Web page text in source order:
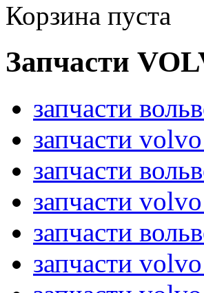
Корзина пуста
Запчасти
запчасти
запчасти
запчасти
запчасти
запчасти
запчасти